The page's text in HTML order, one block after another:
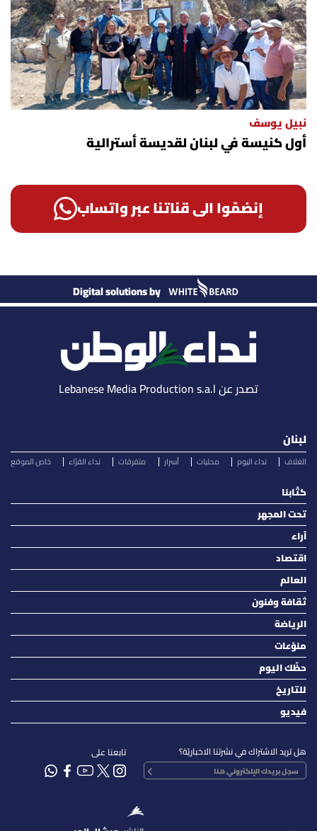
نبيل يوسف
أول كنيسة في لبنان لقديسة أسترالية
إنضمّوا الى قناتنا عبر واتساب
Digital solutions by
تصدر عن Lebanese Media Production s.a.l
لبنان
الغلاف نداء اليوم محليات أسرار متفرقات نداء القرّاء خاص الموقع
كتّابنا
تحت المجهر
آراء
اقتصاد
العالم
ثقافة وفنون
الرياضة
منوّعات
حظّك اليوم
للتاريخ
فيديو
هل تريد الاشتراك في نشرتنا الاخباريّة؟ تابعنا على